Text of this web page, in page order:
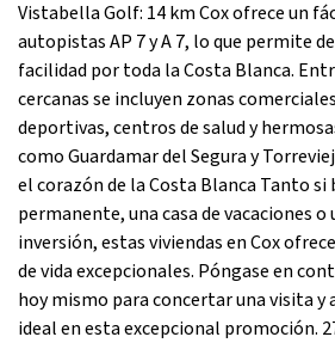
Vistabella Golf: 14 km Cox ofrece un
autopistas AP 7 y A 7, lo que permite
facilidad por toda la Costa Blanca.
cercanas se incluyen zonas
deportivas, centros de salud y
como Guardamar del Segura y
el corazón de la Costa Blanca Tanto si
permanente, una casa de vacaciones o
inversión, estas viviendas en Cox
de vida excepcionales. Póngase en
hoy mismo para concertar una visita y
ideal en esta excepcional promoción.